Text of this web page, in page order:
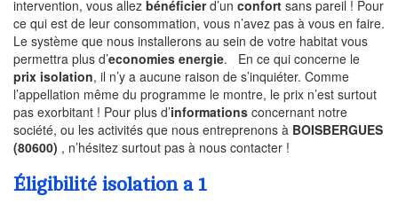
intervention, vous allez bénéficierd’un confort sans pareil ! Pour
ce qui est de leur consommation, vous n’avez pas à vous en faire.
Le système que nous installerons au sein de votre habitat vous
permettra plus d’economies energie. En ce qui concerne le
prix isolation, il n’y a aucune raison de s’inquiéter. Comme
l’appellation même du programme le montre, le prix n’est surtout
pas exorbitant ! Pour plus d’informations concernant notre
société, ou les activités que nous entreprenons à BOISBERGUES
(80600) , n’hésitez surtout pas à nous contacter !
Éligibilité isolation a 1